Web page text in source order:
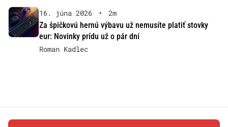
16. júna 2026 •
2m
Za špičkovú hernú výbavu už nemusíte platiť stovky
eur: Novinky prídu už o pár dní
Roman Kadlec